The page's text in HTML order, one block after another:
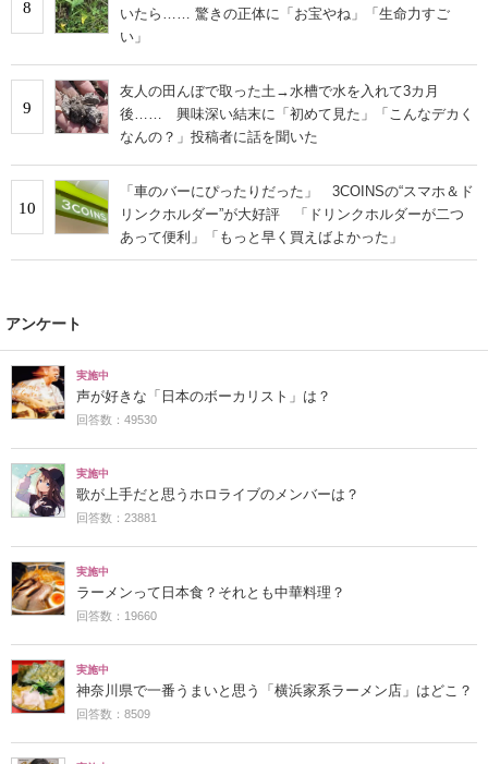
8
いたら…… 驚きの正体に「お宝やね」「生命力すご
い」
9
友人の田んぼで取った土→水槽で水を入れて3カ月
後…… 興味深い結末に「初めて見た」「こんなデカく
なんの？」投稿者に話を聞いた
10
「車のバーにぴったりだった」 3COINSの“スマホ＆ド
リンクホルダー”が大好評 「ドリンクホルダーが二つ
あって便利」「もっと早く買えばよかった」
アンケート
実施中
声が好きな「日本のボーカリスト」は？
回答数：49530
実施中
歌が上手だと思うホロライブのメンバーは？
回答数：23881
実施中
ラーメンって日本食？それとも中華料理？
回答数：19660
実施中
神奈川県で一番うまいと思う「横浜家系ラーメン店」はどこ？
回答数：8509